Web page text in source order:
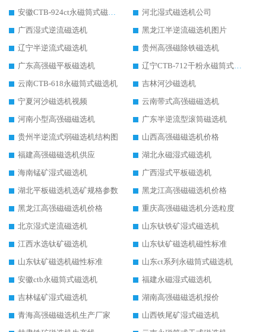
安徽CTB-924ct永磁筒式磁选机
河北湿式磁选机公司
广西湿式逆流磁选机
黑龙江半逆流磁选机图片
辽宁半逆流式磁选机
贵州高强磁除铁磁选机
广东高强磁平板磁选机
辽宁CTB-712干粉永磁筒式磁选机
云南CTB-618永磁筒式磁选机
吉林河沙磁选机
宁夏河沙磁选机视频
云南带式高强磁磁选机
河南小型高强磁磁选机
广东半逆流型滚筒磁选机
贵州半逆流式弱磁选机结构图
山西高强磁磁选机价格
福建高强磁磁选机供应
湖北永磁湿式磁选机
海南锰矿湿式磁选机
广西湿式平板磁选机
湖北平板磁选机选矿规格参数
黑龙江高强磁磁选机价格
黑龙江高强磁磁选机价格
重庆高强磁磁选机分选粒度
北京湿式逆流磁选机
山东钛铁矿湿式磁选机
江西水选钛矿磁选机
山东钛矿磁选机磁性标准
山东钛矿磁选机磁性标准
山东ct系列永磁筒式磁选机
安徽ctb永磁筒式磁选机
福建永磁湿式磁选机
吉林锰矿湿式磁选机
湖南高强磁磁选机报价
青海高强磁磁选机生产厂家
山西铁尾矿湿式磁选机